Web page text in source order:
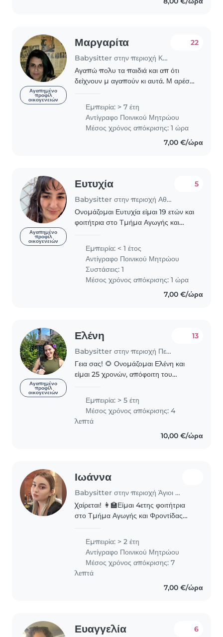
Αγαπημένο
προφίλ
οικογενειών
Μαργαρίτα
Babysitter στην περιοχή Καλλιθέα
22
Αγαπώ πολυ τα παιδιά και απ ότι
δείχνουν μ αγαπούν κι αυτά. Μ αρέσει
βρέφη και νήπια αλλά έχω εμπειρία
ως και εφηβεια..
Εμπειρία: > 7 έτη
Αντίγραφο Ποινικού Μητρώου
Μέσος χρόνος απόκρισης: 1 ώρα
7,00 €/ώρα
Αγαπημένο
προφίλ
οικογενειών
Ευτυχία
Babysitter στην περιοχή Αθήνα
5
Ονομάζομαι Ευτυχία είμαι 19 ετών και
φοιτήτρια στο Τμήμα Αγωγής και
παιδικο σταθμο .Αγαπώ πολύ τα
παιδιά και στόχος μου..
Εμπειρία: < 1 έτος
Αντίγραφο Ποινικού Μητρώου
Συστάσεις: 1
Μέσος χρόνος απόκρισης: 1 ώρα
7,00 €/ώρα
Αγαπημένο
προφίλ
οικογενειών
Ελένη
Babysitter στην περιοχή Πειραιάς
13
Γεια σας! 🌻 Ονομάζομαι Ελένη και
είμαι 25 χρονών, απόφοιτη του
πάντα εμφανής και μεγάλη. Από
μικρή είχα την τάση..
Εμπειρία: > 5 έτη
Μέσος χρόνος απόκρισης: 4
λεπτά
10,00 €/ώρα
Ιωάννα
Babysitter στην περιοχή Άγιοι Ανάργυροι
Χαίρεται! 👩🏫Είμαι 4ετης φοιτήτρια
στο Τμήμα Αγωγής και Φροντίδας
Πανεπιστημίου Δυτικής Αττικής.
Ενδιαφέρομαι για τη φύλαξη,
φροντίδα..
Εμπειρία: > 2 έτη
Αντίγραφο Ποινικού Μητρώου
Μέσος χρόνος απόκρισης: 7
λεπτά
7,00 €/ώρα
Ευαγγελία 6